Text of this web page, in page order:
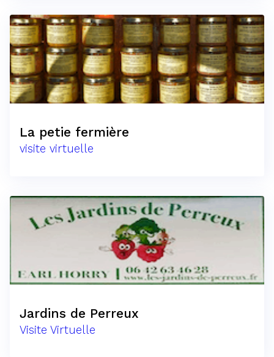
La petie fermière
visite virtuelle
Jardins de Perreux
Visite Virtuelle